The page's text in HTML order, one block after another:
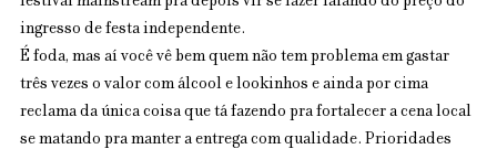
ingresso de festa independente.
É foda, mas aí você vê bem quem não tem problema em gastar
três vezes o valor com álcool e lookinhos e ainda por cima
reclama da única coisa que tá fazendo pra fortalecer a cena local
se matando pra manter a entrega com qualidade. Prioridades